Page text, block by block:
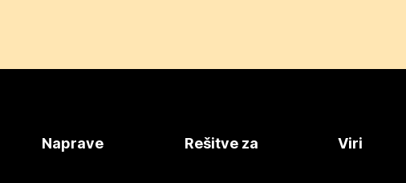
Naprave Rešitve za Viri